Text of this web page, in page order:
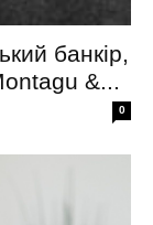
банкір,
&...
0